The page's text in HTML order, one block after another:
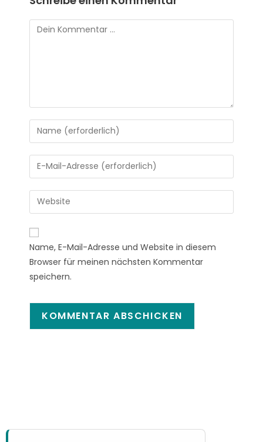
Name, E-Mail-Adresse und Website in diesem
Browser für meinen nächsten Kommentar
speichern.